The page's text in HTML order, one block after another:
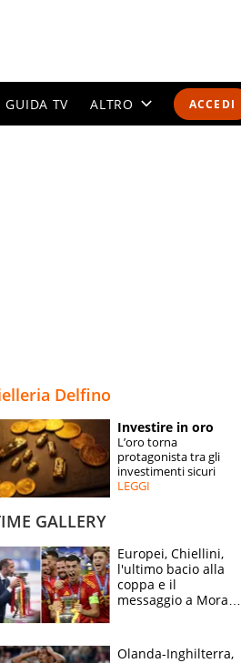
ACCEDI
GUIDA TV ALTRO
SPECIALI
ESPERTI
Delfino
Investire in oro
L’oro torna
protagonista tra gli
investimenti sicuri
LEGGI
GALLERY
Europei, Chiellini,
l'ultimo bacio alla
coppa e il
messaggio a Morata
inglesi
Olanda-Inghilterra,